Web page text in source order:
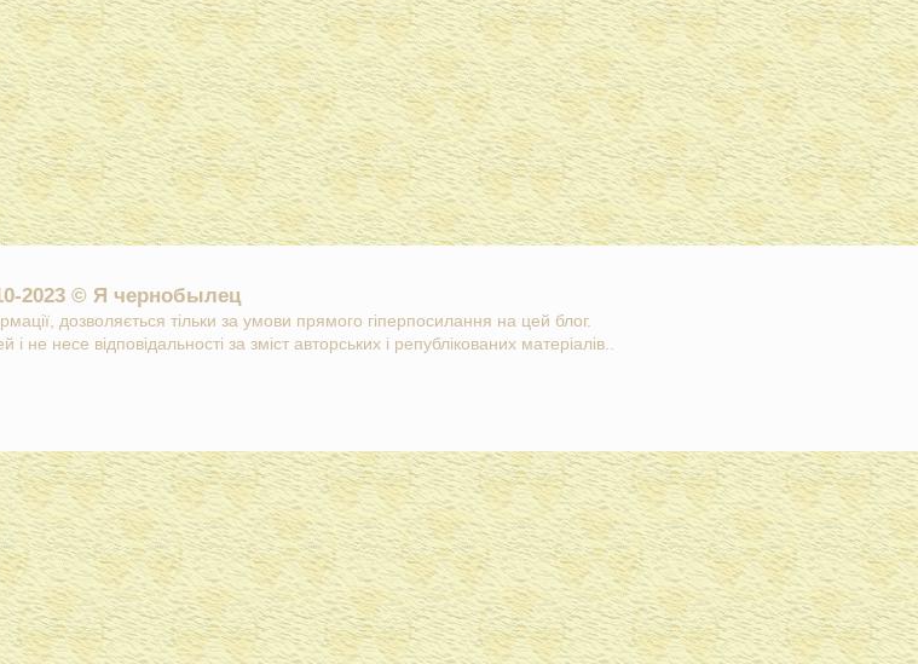
2023 © Я чернобылец
дозволяється тільки за умови прямого гіперпосилання на цей блог.
не несе відповідальності за зміст авторських і републікованих матеріалів..